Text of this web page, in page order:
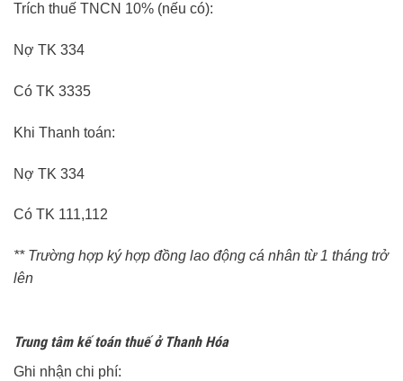
Trích thuế TNCN 10% (nếu có):
Nợ TK 334
Có TK 3335
Khi Thanh toán:
Nợ TK 334
Có TK 111,112
** Trường hợp ký hợp đồng lao động cá nhân từ 1 tháng trở
lên
Trung tâm kế toán thuế ở Thanh Hóa
Ghi nhận chi phí: